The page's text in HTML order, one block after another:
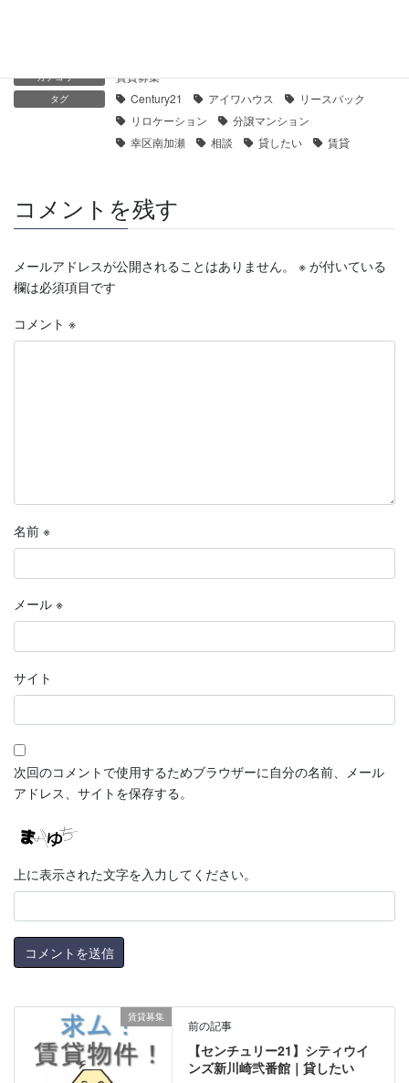
カテゴリー 賃貸募集
タグ Century21 アイワハウス
リースバック
リロケーション
分譲マンション
幸区南加瀬
相談 貸したい 賃貸
コメントを残す
メールアドレスが公開されることはありません。 ※ が付いている
欄は必須項目です
コメント ※
名前 ※
メール ※
サイト
次回のコメントで使用するためブラウザーに自分の名前、メール
アドレス、サイトを保存する。
上に表示された文字を入力してください。
賃貸募集
前の記事
【センチュリー21】シティウイ
ンズ新川崎弐番館｜貸したい